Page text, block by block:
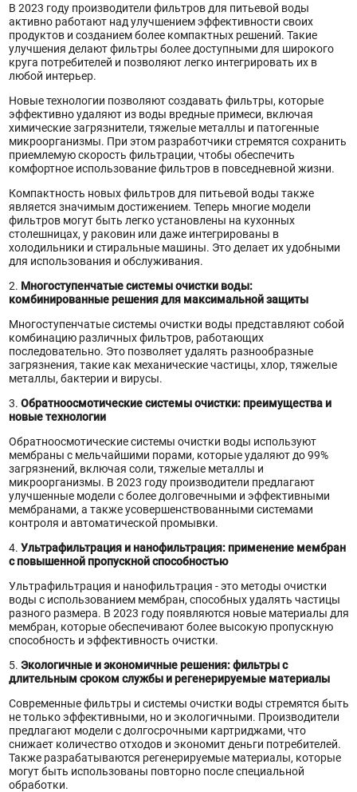
В 2023 году производители фильтров для питьевой воды
активно работают над улучшением эффективности своих
продуктов и созданием более компактных решений. Такие
улучшения делают фильтры более доступными для широкого
круга потребителей и позволяют легко интегрировать их в
любой интерьер.
Новые технологии позволяют создавать фильтры, которые
эффективно удаляют из воды вредные примеси, включая
химические загрязнители, тяжелые металлы и патогенные
микроорганизмы. При этом разработчики стремятся сохранить
приемлемую скорость фильтрации, чтобы обеспечить
комфортное использование фильтров в повседневной жизни.
Компактность новых фильтров для питьевой воды также
является значимым достижением. Теперь многие модели
фильтров могут быть легко установлены на кухонных
столешницах, у раковин или даже интегрированы в
холодильники и стиральные машины. Это делает их удобными
для использования и обслуживания.
2. Многоступенчатые системы очистки воды:
комбинированные решения для максимальной защиты
Многоступенчатые системы очистки воды представляют собой
комбинацию различных фильтров, работающих
последовательно. Это позволяет удалять разнообразные
загрязнения, такие как механические частицы, хлор, тяжелые
металлы, бактерии и вирусы.
3. Обратноосмотические системы очистки: преимущества и
новые технологии
Обратноосмотические системы очистки воды используют
мембраны с мельчайшими порами, которые удаляют до 99%
загрязнений, включая соли, тяжелые металлы и
микроорганизмы. В 2023 году производители предлагают
улучшенные модели с более долговечными и эффективными
мембранами, а также усовершенствованными системами
контроля и автоматической промывки.
4. Ультрафильтрация и нанофильтрация: применение мембран
с повышенной пропускной способностью
Ультрафильтрация и нанофильтрация - это методы очистки
воды с использованием мембран, способных удалять частицы
разного размера. В 2023 году появляются новые материалы для
мембран, которые обеспечивают более высокую пропускную
способность и эффективность очистки.
5. Экологичные и экономичные решения: фильтры с
длительным сроком службы и регенерируемые материалы
Современные фильтры и системы очистки воды стремятся быть
не только эффективными, но и экологичными. Производители
предлагают модели с долгосрочными картриджами, что
снижает количество отходов и экономит деньги потребителей.
Также разрабатываются регенерируемые материалы, которые
могут быть использованы повторно после специальной
обработки.